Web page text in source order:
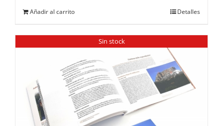
Añadir al carrito Detalles
Sin stock